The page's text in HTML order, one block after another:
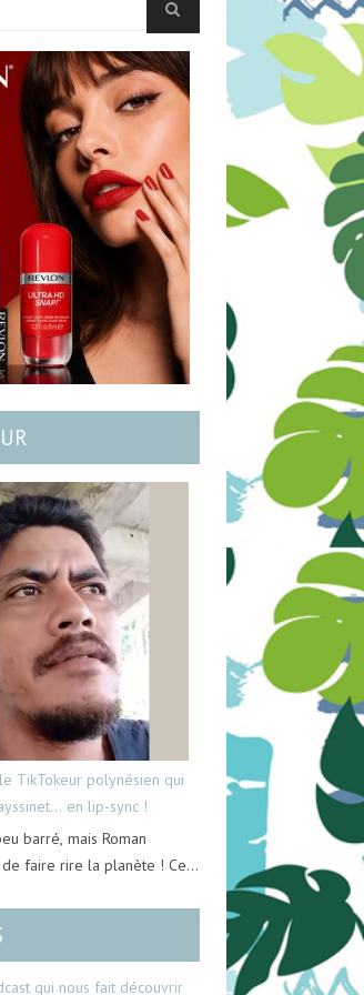
TikTokeur polynésien qui
en lip-sync !
barré, mais Roman
de faire rire la planète ! Ce…
qui nous fait découvrir